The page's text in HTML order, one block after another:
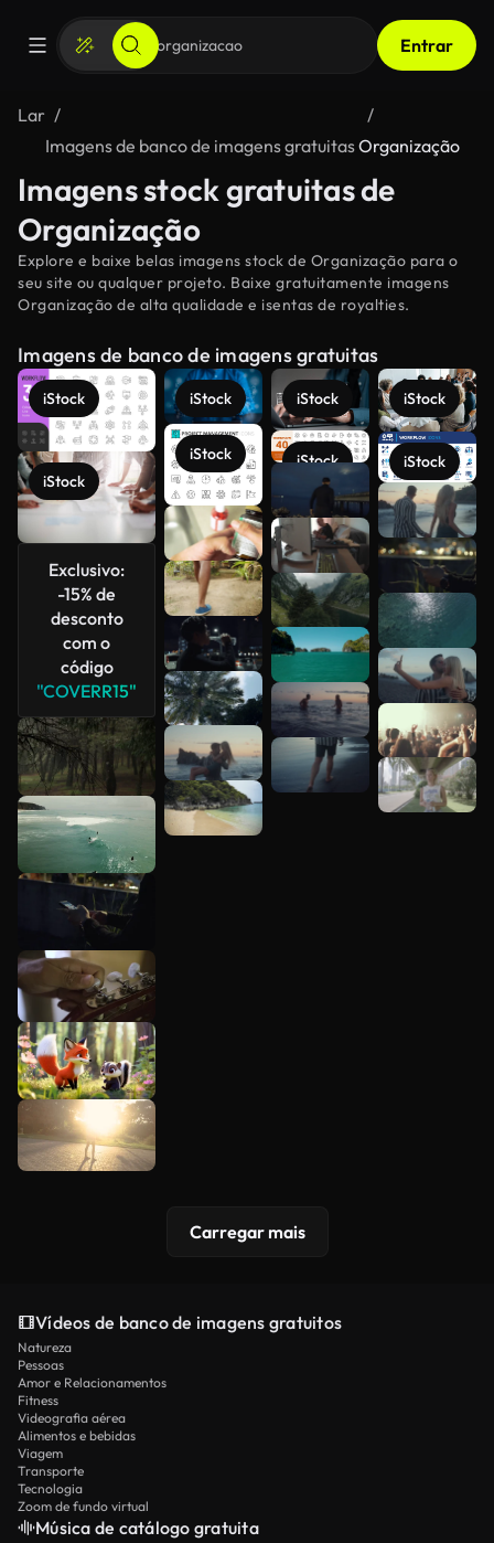
Entrar
Lar
Imagens de banco de imagens gratuitasOrganização
Imagens stock gratuitas de
Organização
Explore e baixe belas imagens stock de Organização para o
seu site ou qualquer projeto. Baixe gratuitamente imagens
Organização de alta qualidade e isentas de royalties.
Imagens de banco de imagens gratuitas
iStock
iStock
Exclusivo:
-15% de
desconto
com o
código
"COVERR15"
iStock
iStock
iStock
iStock
iStock
iStock
Veja mais
Carregar mais
Vídeos de banco de imagens gratuitos
Natureza
Pessoas
Amor e Relacionamentos
Fitness
Videografia aérea
Alimentos e bebidas
Viagem
Transporte
Tecnologia
Zoom de fundo virtual
Música de catálogo gratuita